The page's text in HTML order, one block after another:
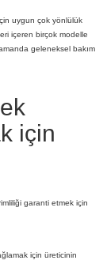
uygun çok yönlülük
içeren birçok modelle
geleneksel bakım
için
garanti etmek için
için üreticinin